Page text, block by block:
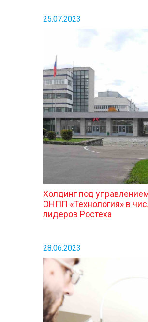
25.07.2023
Холдинг под
ОНПП «Технология» в
лидеров Ростеха
28.06.2023